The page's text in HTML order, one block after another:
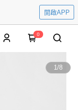
開啟APP
0
1/8